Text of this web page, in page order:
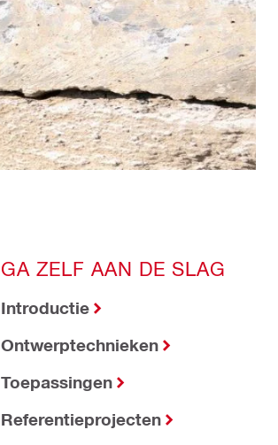
GA ZELF AAN DE SLAG
Introductie
Ontwerptechnieken
Toepassingen
Referentieprojecten